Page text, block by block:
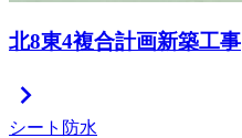
北8東4複合計画新築工事
chevron_right
シート防水